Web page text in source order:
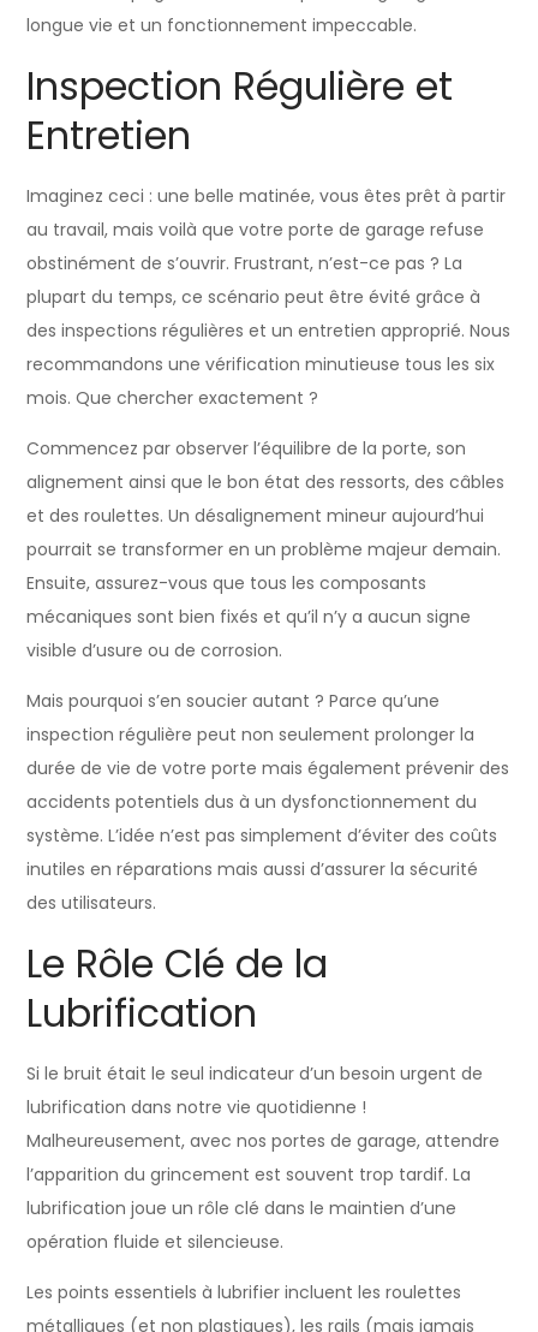
longue vie et un fonctionnement impeccable.
Inspection Régulière et
Entretien
Imaginez ceci : une belle matinée, vous êtes prêt à partir
au travail, mais voilà que votre porte de garage refuse
obstinément de s’ouvrir. Frustrant, n’est-ce pas ? La
plupart du temps, ce scénario peut être évité grâce à
des inspections régulières et un entretien approprié. Nous
recommandons une vérification minutieuse tous les six
mois. Que chercher exactement ?
Commencez par observer l’équilibre de la porte, son
alignement ainsi que le bon état des ressorts, des câbles
et des roulettes. Un désalignement mineur aujourd’hui
pourrait se transformer en un problème majeur demain.
Ensuite, assurez-vous que tous les composants
mécaniques sont bien fixés et qu’il n’y a aucun signe
visible d’usure ou de corrosion.
Mais pourquoi s’en soucier autant ? Parce qu’une
inspection régulière peut non seulement prolonger la
durée de vie de votre porte mais également prévenir des
accidents potentiels dus à un dysfonctionnement du
système. L’idée n’est pas simplement d’éviter des coûts
inutiles en réparations mais aussi d’assurer la sécurité
des utilisateurs.
Le Rôle Clé de la
Lubrification
Si le bruit était le seul indicateur d’un besoin urgent de
lubrification dans notre vie quotidienne !
Malheureusement, avec nos portes de garage, attendre
l’apparition du grincement est souvent trop tardif. La
lubrification joue un rôle clé dans le maintien d’une
opération fluide et silencieuse.
Les points essentiels à lubrifier incluent les roulettes
métalliques (et non plastiques), les rails (mais jamais